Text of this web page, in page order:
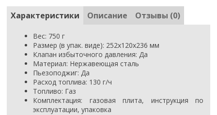
Характеристики Описание Отзывы (0)
Вес: 750 г
Размер (в упак. виде): 252x120x236 мм
Клапан избыточного давления: Да
Материал: Нержавеющая сталь
Пьезоподжиг: Да
Расход топлива: 130 г/ч
Топливо: Газ
Комплектация: газовая плита, инструкция по
эксплуатации, упаковка